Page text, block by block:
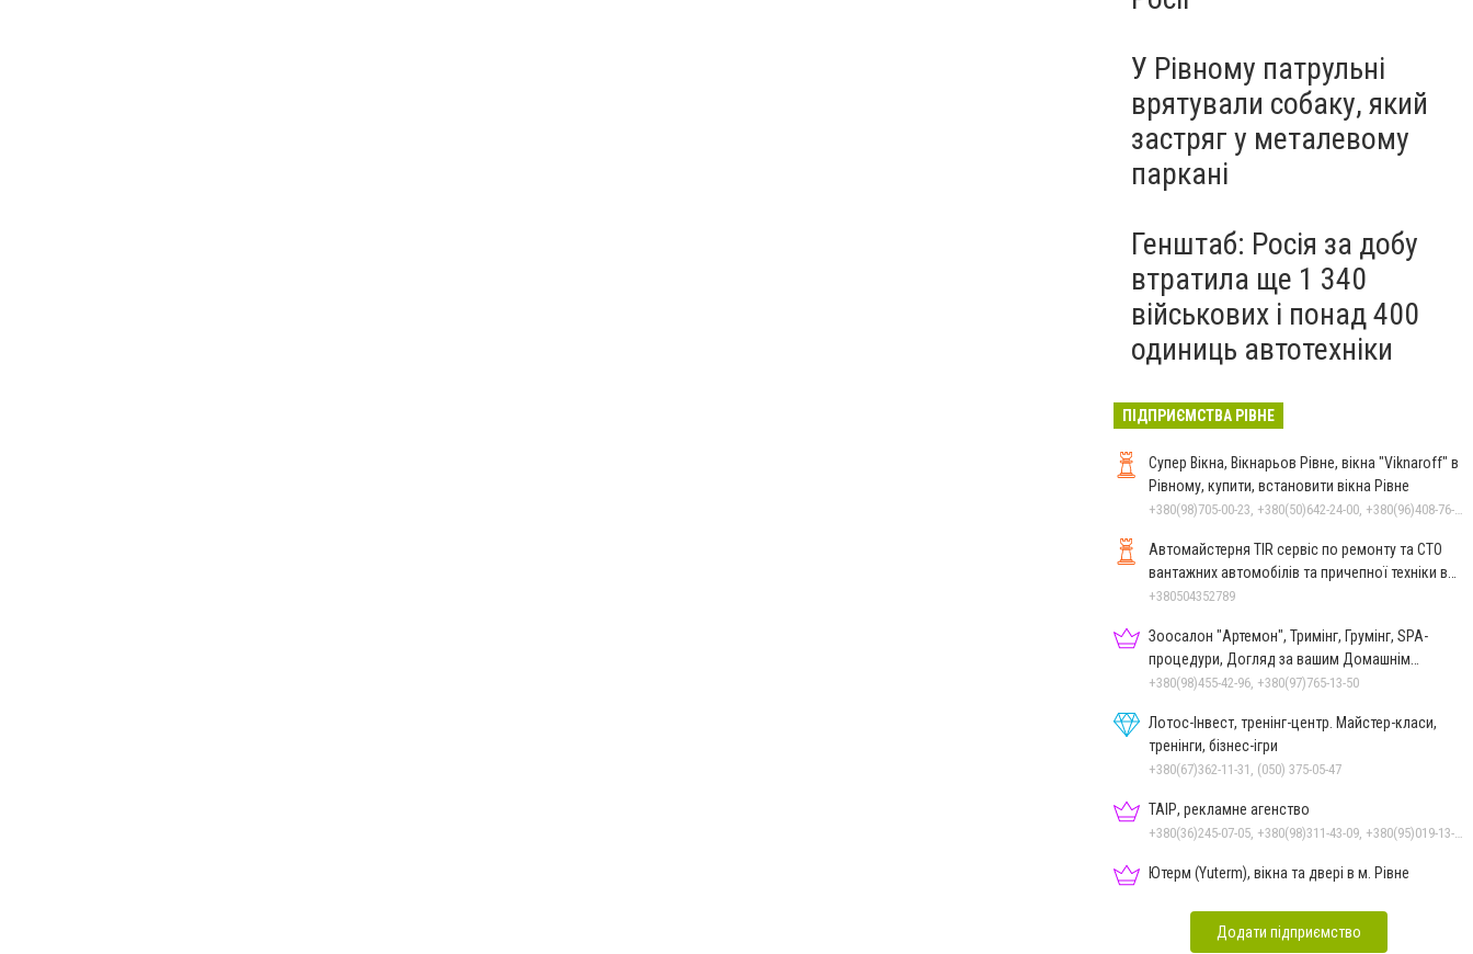
У Рівному патрульні
врятували собаку, який
застряг у металевому
паркані
Генштаб: Росія за добу
втратила ще 1 340
військових і понад 400
одиниць автотехніки
ПІДПРИЄМСТВА РІВНЕ
Супер Вікна, Вікнарьов Рівне, вікна "Viknaroff" в
Рівному, купити, встановити вікна Рівне
+380(98)705-00-23, +380(50)642-24-00, +380(96)408-76-50, +380(36)240-00-23
Автомайстерня TIR сервіс по ремонту та СТО
вантажних автомобілів та причепної техніки в
Рівному
+380504352789
Зоосалон "Артемон", Тримінг, Грумінг, SPA-
процедури, Догляд за вашим Домашнім
Улюбленцем
+380(98)455-42-96, +380(97)765-13-50
Лотос-Інвест, тренінг-центр. Майстер-класи,
тренінги, бізнес-ігри
+380(67)362-11-31, (050) 375-05-47
ТАІР, рекламне агенство
+380(36)245-07-05, +380(98)311-43-09, +380(95)019-13-17
Ютерм (Yuterm), вікна та двері в м. Рівне
Додати підприємство